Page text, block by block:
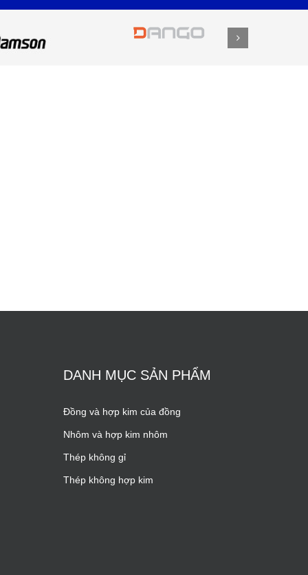
DANH MỤC SẢN PHẨM
Đồng và hợp kim của đồng
Nhôm và hợp kim nhôm
Thép không gỉ
Thép không hợp kim